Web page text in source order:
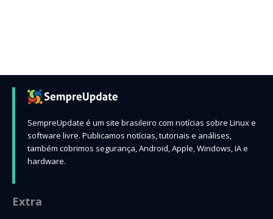
SempreUpdate é um site brasileiro com notícias sobre Linux e
software livre. Publicamos notícias, tutoriais e análises,
também cobrimos segurança, Android, Apple, Windows, IA e
hardware.
Extra